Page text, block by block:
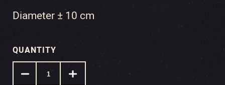
Diameter ± 10 cm
QUANTITY